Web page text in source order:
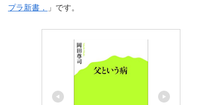
プラ新書．
」です。